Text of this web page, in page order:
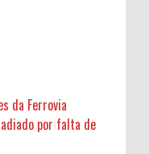
da Ferrovia
por falta de